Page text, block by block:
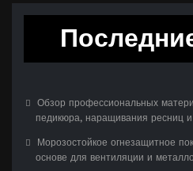
Обзор профессиональных
педикюра, наращивания ресниц
Морозостойкое огнезащитное
основе для вентиляции и